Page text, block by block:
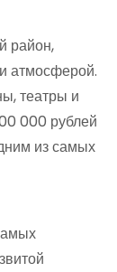
район,
атмосферой.
театры и
000 рублей
из самых